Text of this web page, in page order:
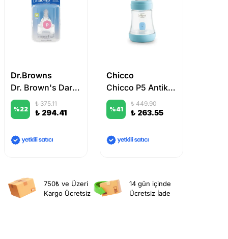
Dr.Browns
Dr. Brown's Dar Ağız Prematüre Silikon Biberon Emziği 2'li
%22
₺ 375.11
₺ 294.41
Chicco
Chicco P5 Antikolik Biberon PP 150 ml (Mavi)
%41
₺ 449.90
₺ 263.55
750₺ ve Üzeri
Kargo Ücretsiz
14 gün içinde
Ücretsiz İade